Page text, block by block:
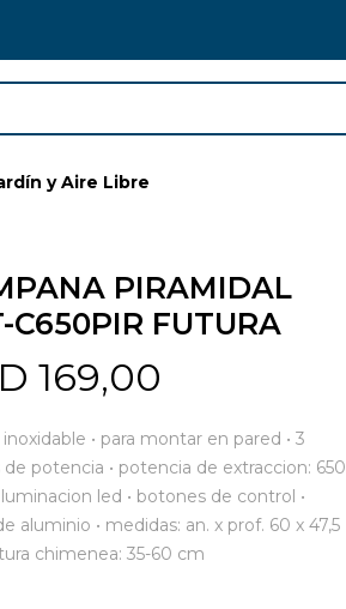
y Aire Libre
PIRAMIDAL
C650PIR FUTURA
169,00
inoxidable • para montar en pared • 3
de potencia • potencia de extraccion: 650
led • botones de control •
aluminio • medidas: an. x prof. 60 x 47,5
chimenea: 35-60 cm